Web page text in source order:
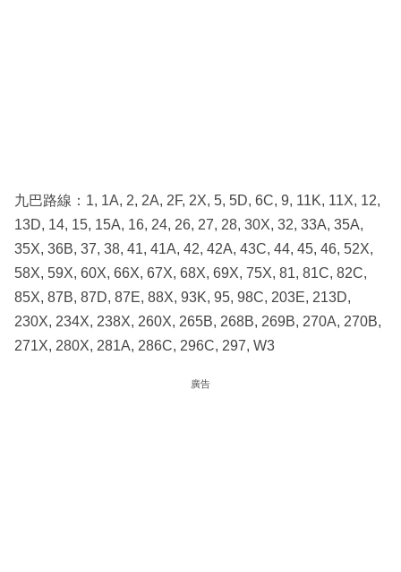
九巴路線：1, 1A, 2, 2A, 2F, 2X, 5, 5D, 6C, 9, 11K, 11X, 12,
13D, 14, 15, 15A, 16, 24, 26, 27, 28, 30X, 32, 33A, 35A,
35X, 36B, 37, 38, 41, 41A, 42, 42A, 43C, 44, 45, 46, 52X,
58X, 59X, 60X, 66X, 67X, 68X, 69X, 75X, 81, 81C, 82C,
85X, 87B, 87D, 87E, 88X, 93K, 95, 98C, 203E, 213D,
230X, 234X, 238X, 260X, 265B, 268B, 269B, 270A, 270B,
271X, 280X, 281A, 286C, 296C, 297, W3
廣告